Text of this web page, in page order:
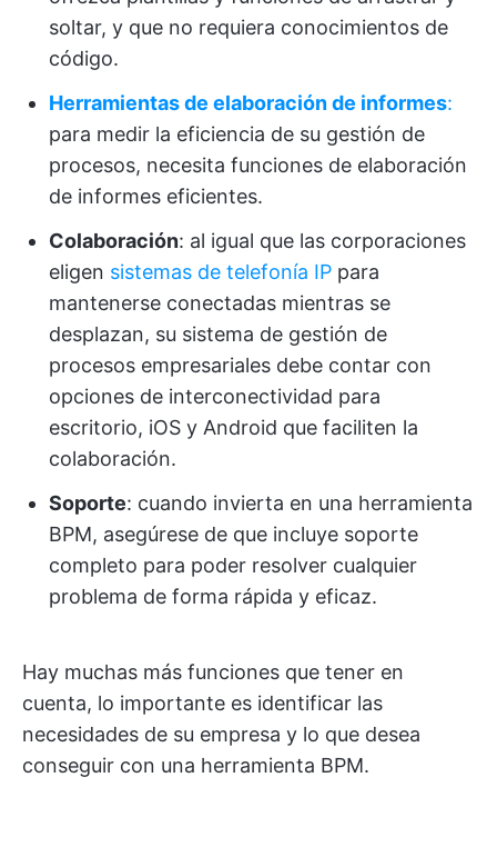
soltar, y que no requiera conocimientos de
código.
Herramientas de elaboración de informes:
para medir la eficiencia de su gestión de
procesos, necesita funciones de elaboración
de informes eficientes.
Colaboración: al igual que las corporaciones
eligen sistemas de telefonía IP para
mantenerse conectadas mientras se
desplazan, su sistema de gestión de
procesos empresariales debe contar con
opciones de interconectividad para
escritorio, iOS y Android que faciliten la
colaboración.
Soporte: cuando invierta en una herramienta
BPM, asegúrese de que incluye soporte
completo para poder resolver cualquier
problema de forma rápida y eficaz.
Hay muchas más funciones que tener en
cuenta, lo importante es identificar las
necesidades de su empresa y lo que desea
conseguir con una herramienta BPM.